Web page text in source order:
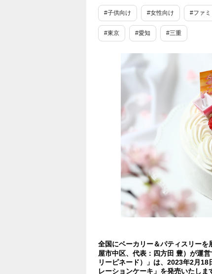
#子供向け #女性向け #ファ
#東京 #愛知 #三重
全国にベーカリー＆パティスリー
屋市中区、代表：四方田 豊）が運
リーピネード）」は、2023年2月
レーションケーキ」を発売いたしま